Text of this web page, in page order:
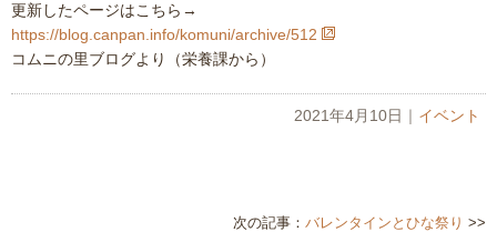
更新したページはこちら→
https://blog.canpan.info/komuni/archive/512
コムニの里ブログより（栄養課から）
2021年4月10日 ｜ イベント
次の記事： バレンタインとひな祭り >>